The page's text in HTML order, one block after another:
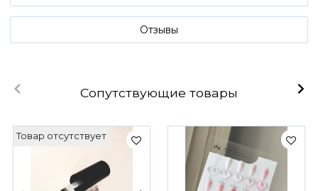
Отзывы
Сопутствующие товары
Товар отсутствует